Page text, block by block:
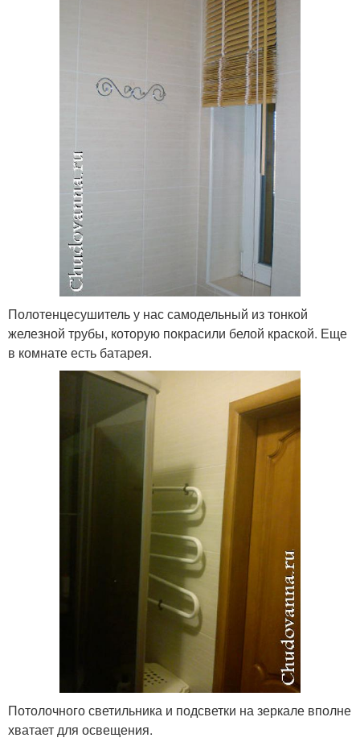
Полотенцесушитель у нас самодельный из тонкой
железной трубы, которую покрасили белой краской. Еще
в комнате есть батарея.
Потолочного светильника и подсветки на зеркале вполне
хватает для освещения.